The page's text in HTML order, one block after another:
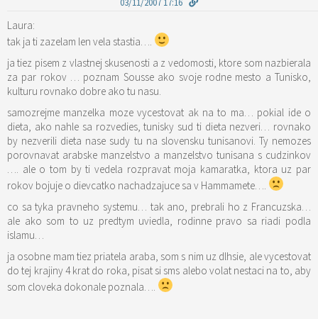
03/11/2007 17:16
Laura:
tak ja ti zazelam len vela stastia….
ja tiez pisem z vlastnej skusenosti a z vedomosti, ktore som nazbierala
za par rokov … poznam Sousse ako svoje rodne mesto a Tunisko,
kulturu rovnako dobre ako tu nasu.
samozrejme manzelka moze vycestovat ak na to ma… pokial ide o
dieta, ako nahle sa rozvedies, tunisky sud ti dieta nezveri… rovnako
by nezverili dieta nase sudy tu na slovensku tunisanovi. Ty nemozes
porovnavat arabske manzelstvo a manzelstvo tunisana s cudzinkov
…. ale o tom by ti vedela rozpravat moja kamaratka, ktora uz par
rokov bojuje o dievcatko nachadzajuce sa v Hammamete….
co sa tyka pravneho systemu… tak ano, prebrali ho z Francuzska…
ale ako som to uz predtym uviedla, rodinne pravo sa riadi podla
islamu…
ja osobne mam tiez priatela araba, som s nim uz dlhsie, ale vycestovat
do tej krajiny 4 krat do roka, pisat si sms alebo volat nestaci na to, aby
som cloveka dokonale poznala….